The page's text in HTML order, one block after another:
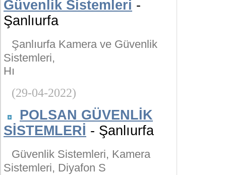
Güvenlik Sistemleri -
Şanlıurfa
Şanlıurfa Kamera ve Güvenlik
Sistemleri,
Hı
(29-04-2022)
POLSAN GÜVENLİK
SİSTEMLERİ - Şanlıurfa
Güvenlik Sistemleri, Kamera
Sistemleri, Diyafon S